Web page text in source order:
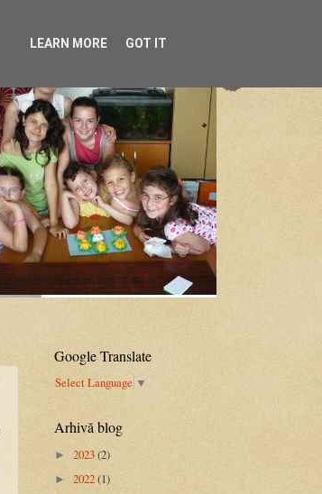
Google Translate
Select Language ▼
Arhivă blog
► 2023(2)
► 2022(1)
LEARN MORE GOT IT